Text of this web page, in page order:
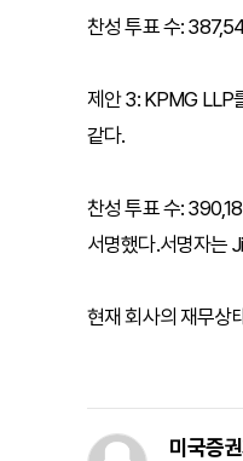
찬성 투표 수:
제안 3: KPMG LLP
같다.
찬성 투표 수:
서명했다.서명자는
현재 회사의 재무상
미국증